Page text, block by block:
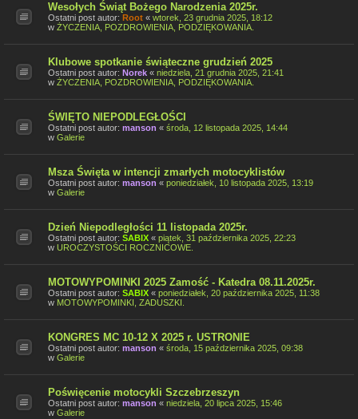
Wesołych Świąt Bożego Narodzenia 2025r.
Ostatni post autor: Root « wtorek, 23 grudnia 2025, 18:12
w ŻYCZENIA, POZDROWIENIA, PODZIĘKOWANIA.
Klubowe spotkanie świąteczne grudzień 2025
Ostatni post autor: Norek « niedziela, 21 grudnia 2025, 21:41
w ŻYCZENIA, POZDROWIENIA, PODZIĘKOWANIA.
ŚWIĘTO NIEPODLEGŁOŚCI
Ostatni post autor: manson « środa, 12 listopada 2025, 14:44
w Galerie
Msza Święta w intencji zmarłych motocyklistów
Ostatni post autor: manson « poniedziałek, 10 listopada 2025, 13:19
w Galerie
Dzień Niepodległości 11 listopada 2025r.
Ostatni post autor: SABIX « piątek, 31 października 2025, 22:23
w UROCZYSTOŚCI ROCZNICOWE.
MOTOWYPOMINKI 2025 Zamość - Katedra 08.11.2025r.
Ostatni post autor: SABIX « poniedziałek, 20 października 2025, 11:38
w MOTOWYPOMINKI, ZADUSZKI.
KONGRES MC 10-12 X 2025 r. USTRONIE
Ostatni post autor: manson « środa, 15 października 2025, 09:38
w Galerie
Poświęcenie motocykli Szczebrzeszyn
Ostatni post autor: manson « niedziela, 20 lipca 2025, 15:46
w Galerie